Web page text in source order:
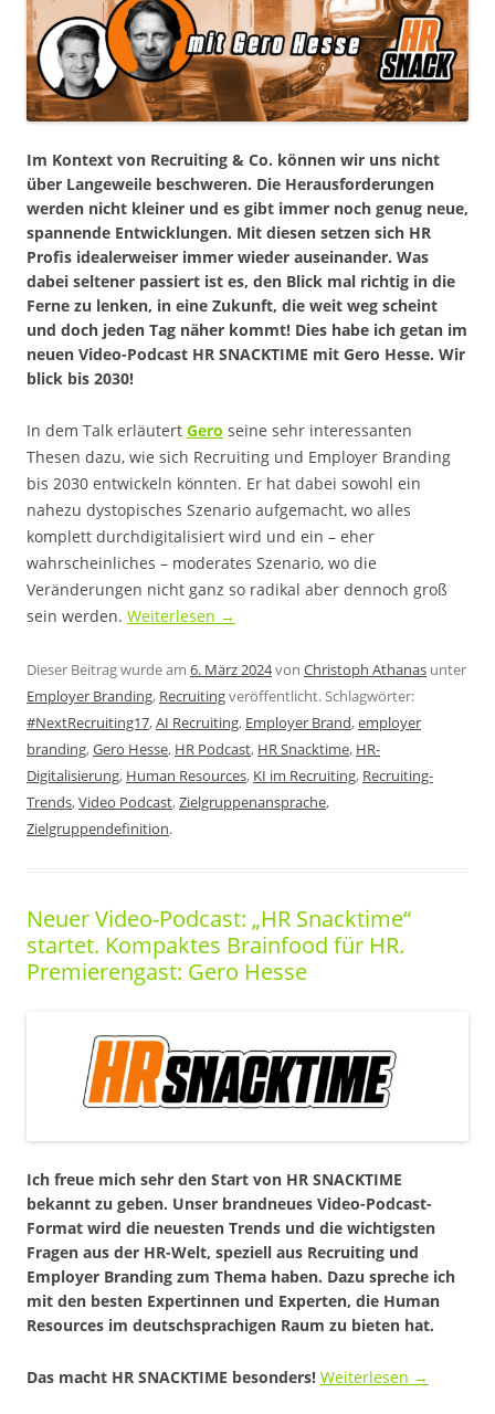
Im Kontext von Recruiting & Co. können wir uns nicht
über Langeweile beschweren. Die Herausforderungen
werden nicht kleiner und es gibt immer noch genug neue,
spannende Entwicklungen. Mit diesen setzen sich HR
Profis idealerweiser immer wieder auseinander. Was
dabei seltener passiert ist es, den Blick mal richtig in die
Ferne zu lenken, in eine Zukunft, die weit weg scheint
und doch jeden Tag näher kommt! Dies habe ich getan im
neuen Video-Podcast HR SNACKTIME mit Gero Hesse. Wir
blick bis 2030!
In dem Talk erläutert Gero seine sehr interessanten
Thesen dazu, wie sich Recruiting und Employer Branding
bis 2030 entwickeln könnten. Er hat dabei sowohl ein
nahezu dystopisches Szenario aufgemacht, wo alles
komplett durchdigitalisiert wird und ein – eher
wahrscheinliches – moderates Szenario, wo die
Veränderungen nicht ganz so radikal aber dennoch groß
sein werden. Weiterlesen →
Dieser Beitrag wurde am 6. März 2024von Christoph Athanas unter
Employer Branding, Recruitingveröffentlicht. Schlagwörter:
#NextRecruiting17,AI Recruiting, Employer Brand,employer
branding,Gero Hesse, HR Podcast, HR Snacktime, HR-
Digitalisierung, Human Resources, KI im Recruiting, Recruiting-
Trends,Video Podcast,Zielgruppenansprache,
Zielgruppendefinition.
Neuer Video-Podcast: „HR Snacktime“
startet. Kompaktes Brainfood für HR.
Premierengast: Gero Hesse
Ich freue mich sehr den Start von HR SNACKTIME
bekannt zu geben. Unser brandneues Video-Podcast-
Format wird die neuesten Trends und die wichtigsten
Fragen aus der HR-Welt, speziell aus Recruiting und
Employer Branding zum Thema haben. Dazu spreche ich
mit den besten Expertinnen und Experten, die Human
Resources im deutschsprachigen Raum zu bieten hat.
Das macht HR SNACKTIME besonders! Weiterlesen →